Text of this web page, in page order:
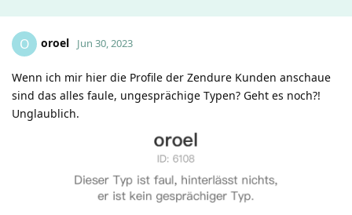
O oroel Jun 30, 2023
Wenn ich mir hier die Profile der Zendure Kunden anschaue
sind das alles faule, ungesprächige Typen? Geht es noch?!
Unglaublich.